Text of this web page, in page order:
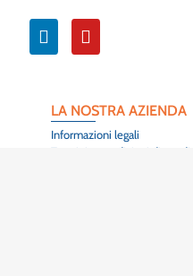
LA NOSTRA AZIENDA
Informazioni legali
Termini e condizioni di vendita